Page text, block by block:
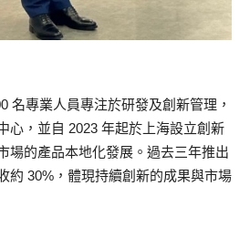
名專業人員專注於研發及創新管理，
心，並自 2023 年起於上海設立創新
場的產品本地化發展。過去三年推出
約 30%，體現持續創新的成果與市場